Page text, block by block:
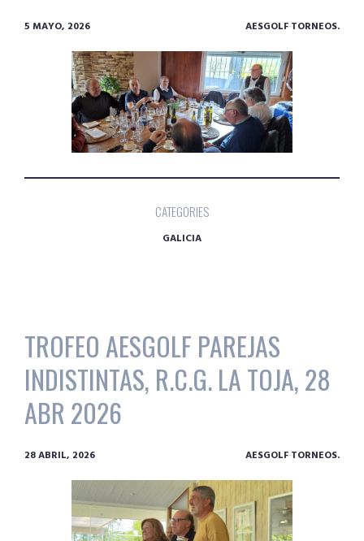
5 MAYO, 2026 AESGOLF TORNEOS.
CATEGORIES
GALICIA
TROFEO AESGOLF PAREJAS
INDISTINTAS, R.C.G. LA TOJA, 28
ABR 2026
28 ABRIL, 2026 AESGOLF TORNEOS.